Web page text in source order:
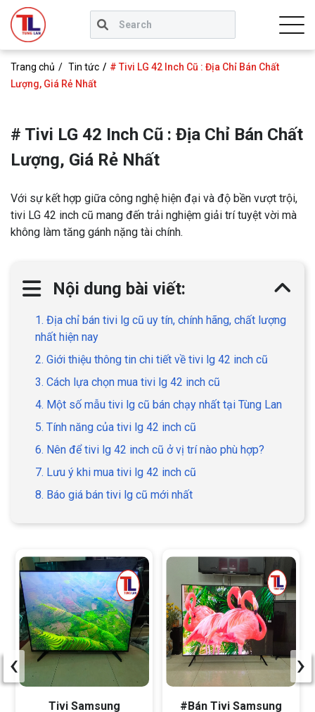
Trang chủ Tin tức
# Tivi LG 42 Inch Cũ : Địa Chỉ Bán Chất
Lượng, Giá Rẻ Nhất
# Tivi LG 42 Inch Cũ : Địa Chỉ Bán Chất
Lượng, Giá Rẻ Nhất
Với sự kết hợp giữa công nghệ hiện đại và độ bền vượt trội,
tivi LG 42 inch cũ mang đến trải nghiệm giải trí tuyệt vời mà
không làm tăng gánh nặng tài chính.
Nội dung bài viết:
1. Địa chỉ bán tivi lg cũ uy tín, chính hãng, chất lượng
nhất hiện nay
2. Giới thiệu thông tin chi tiết về tivi lg 42 inch cũ
3. Cách lựa chọn mua tivi lg 42 inch cũ
4. Một số mẫu tivi lg cũ bán chạy nhất tại Tùng Lan
5. Tính năng của tivi lg 42 inch cũ
6. Nên để tivi lg 42 inch cũ ở vị trí nào phù hợp?
7. Lưu ý khi mua tivi lg 42 inch cũ
8. Báo giá bán tivi lg cũ mới nhất
Tivi Samsung
#Bán Tivi Samsung
‹ ›